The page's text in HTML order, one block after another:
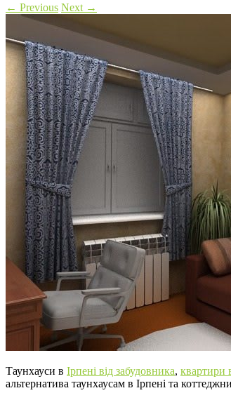
← Previous Next →
Таунхауси в Ірпені від забудовника, квартири
альтернатива таунхаусам в Ірпені та